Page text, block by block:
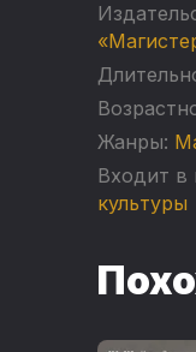
Жанры:
Входит в
культуры